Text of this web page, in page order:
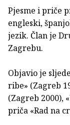
Pjesme i priče
engleski,
jezik. Član je
Zagrebu.
Objavio je
ribe» (Zagreb
(Zagreb 2000),
priča «Rad na